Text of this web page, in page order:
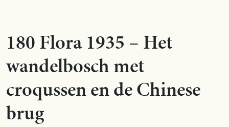
180 Flora 1935 – Het
wandelbosch met
croqussen en de Chinese
brug